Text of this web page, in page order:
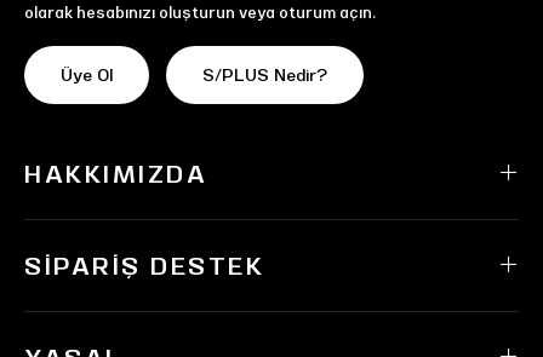
olarak hesabınızı oluşturun veya oturum açın.
Üye Ol S/PLUS Nedir?
HAKKIMIZDA
SIPARIŞ DESTEK